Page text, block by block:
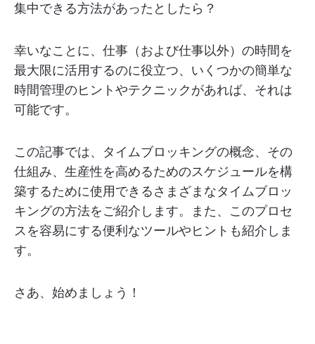
集中できる方法があったとしたら？
幸いなことに、仕事（および仕事以外）の時間を
最大限に活用するのに役立つ、いくつかの簡単な
時間管理のヒントやテクニックがあれば、それは
可能です。
この記事では、タイムブロッキングの概念、その
仕組み、生産性を高めるためのスケジュールを構
築するために使用できるさまざまなタイムブロッ
キングの方法をご紹介します。また、このプロセ
スを容易にする便利なツールやヒントも紹介しま
す。
さあ、始めましょう！